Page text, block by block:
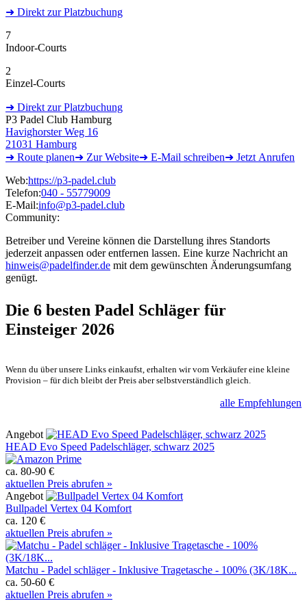
➜ Direkt zur Platzbuchung
7
Indoor-Courts
2
Einzel-Courts
➜ Direkt zur Platzbuchung
P3 Padel Club Hamburg
Havighorster Weg 16
21031 Hamburg
➜ Route planen➜ ZurWebsite➜ E-Mail schreiben➜ Jetzt Anrufen
Web:https://p3-padel.club
Telefon:040 - 55779009
E-Mail:info@p3-padel.club
Community:
Betreiber und Vereine können die Darstellung ihres Standorts
jederzeit anpassen oder entfernen lassen. Eine kurze Nachricht an
hinweis@padelfinder.de mit dem gewünschten Änderungsumfang
genügt.
Die 6 besten Padel Schläger für
Einsteiger 2026
Wenn du über unsere Links einkaufst, erhalten wir vom Verkäufer eine kleine
Provision – für dich bleibt der Preis aber selbstverständlich gleich.
alle Empfehlungen
Angebot
HEAD Evo Speed Padelschläger, schwarz 2025
ca. 80-90 €
aktuellen Preis abrufen »
Angebot
Bullpadel Vertex 04 Komfort
ca. 120 €
aktuellen Preis abrufen »
Matchu - Padel schläger - Inklusive Tragetasche - 100% (3K/18K...
ca. 50-60 €
aktuellen Preis abrufen »